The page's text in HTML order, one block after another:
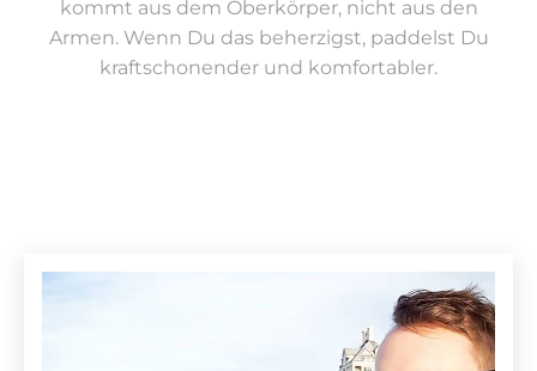
kommt aus dem Oberkörper, nicht aus den
Armen. Wenn Du das beherzigst, paddelst Du
kraftschonender und komfortabler.